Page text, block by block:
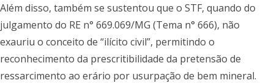
Além disso, também se sustentou que o STF, quando do
julgamento do RE n° 669.069/MG (Tema n° 666), não
exauriu o conceito de “ilícito civil”, permitindo o
reconhecimento da prescritibilidade da pretensão de
ressarcimento ao erário por usurpação de bem mineral.